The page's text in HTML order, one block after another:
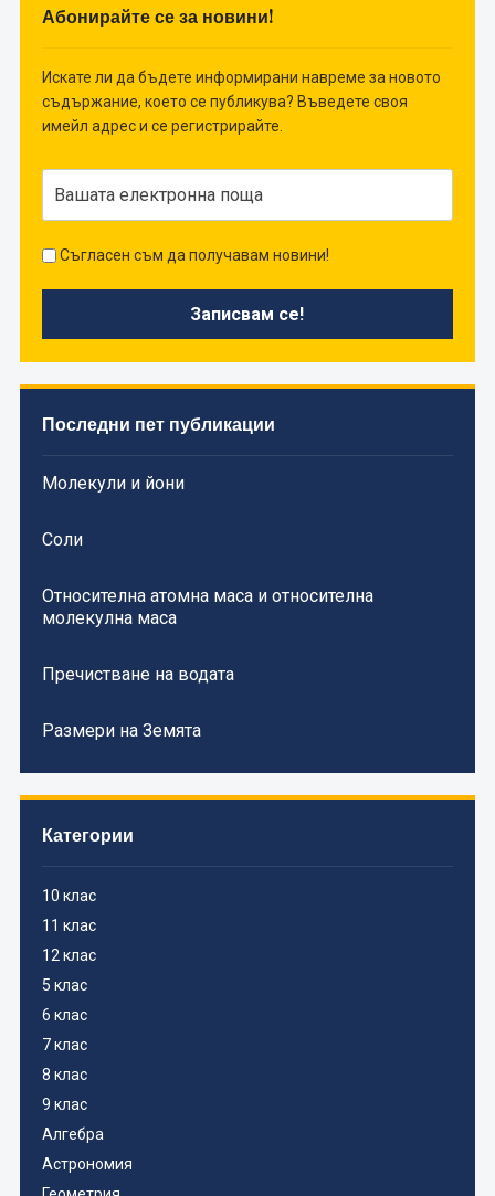
Абонирайте се за новини!
Искате ли да бъдете информирани навреме за новото
съдържание, което се публикува? Въведете своя
имейл адрес и се регистрирайте.
Съгласен съм да получавам новини!
Последни пет публикации
Молекули и йони
Соли
Относителна атомна маса и относителна
молекулна маса
Пречистване на водата
Размери на Земята
Категории
10 клас
11 клас
12 клас
5 клас
6 клас
7 клас
8 клас
9 клас
Алгебра
Астрономия